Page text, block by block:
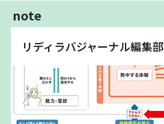
note
リディラバジャーナル編集部